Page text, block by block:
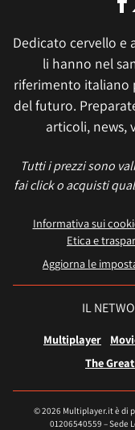
Dedicato cervello e
li hanno nel
riferimento italiano
del futuro.
articoli, news,
Tutti i prezzi sono
fai click o acquisti
Informativa sui
Etica e
Aggiorna le
IL
Multiplayer
The
© 2026 Multiplayer.it è di
01206540559 – Sede